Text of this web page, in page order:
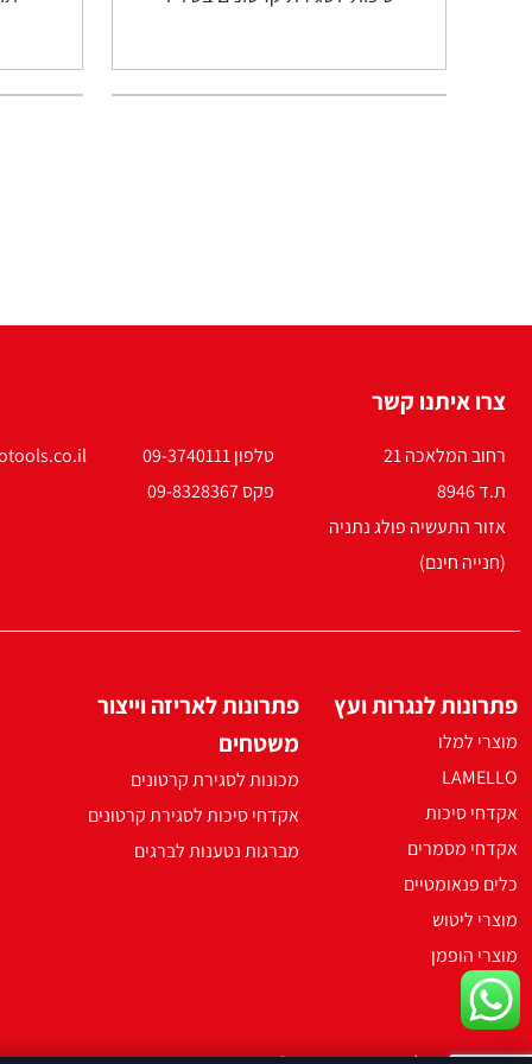
צרו איתנו קשר
רחוב המלאכה 21
ת.ד 8946
אזור התעשיה פולג נתניה
(חנייה חינם)
טלפון 09-3740111
פקס 09-8328367
פתרונות לנגרות ועץ
מוצרי למלו
LAMELLO
אקדחי סיכות
אקדחי מסמרים
כלים פנאומטיים
מוצרי ליטוש
מוצרי הופמן
פתרונות לאריזה וייצור
משטחים
מכונות לסגירת קרטונים
אקדחי סיכות לסגירת קרטונים
מברגות נטענות לברגים